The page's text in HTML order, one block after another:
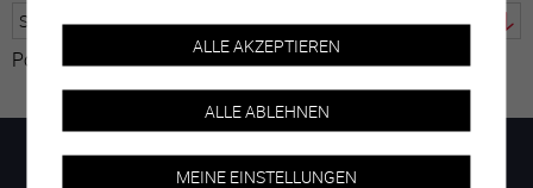
Powered by Google Übersetzer
ALLE AKZEPTIEREN
ALLE ABLEHNEN
MEINE EINSTELLUNGEN